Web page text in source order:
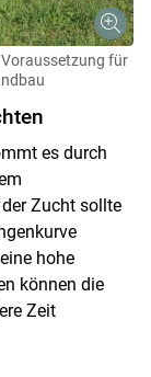
für
es durch
Zucht sollte
hohe
können die
Zeit